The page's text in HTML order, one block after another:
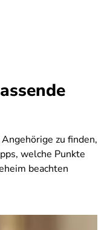
zu finden,
welche Punkte
beachten